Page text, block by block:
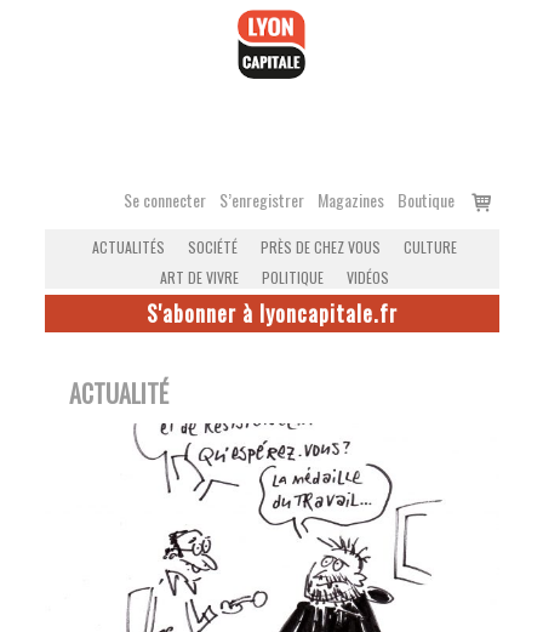
Se connecter S’enregistrer Magazines Boutique
Voir
ACTUALITÉS SOCIÉTÉ PRÈS DE CHEZ VOUS
CULTURE
ART DE VIVRE
POLITIQUE VIDÉOS
S'abonner à lyoncapitale.fr
ACTUALITÉ